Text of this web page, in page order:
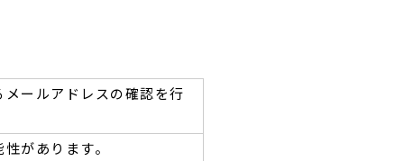
ールアドレスの確認を行
があります。